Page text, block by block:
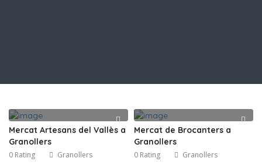
Mercat Artesans del Vallès a
Granollers
0 Rating Granollers
Mercat de Brocanters a
Granollers
0 Rating Granollers